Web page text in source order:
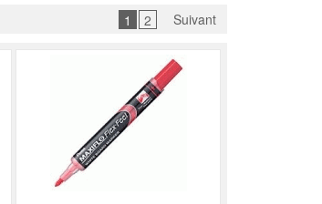
1 2 Suivant